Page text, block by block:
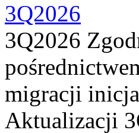
3Q2026
3Q2026
migracji
Aktualizacji